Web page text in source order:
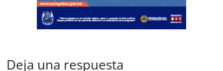
Deja una respuesta